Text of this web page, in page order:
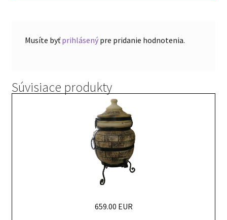
Musíte byť prihlásenýpre pridanie hodnotenia.
Súvisiace produkty
659.00 EUR